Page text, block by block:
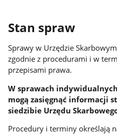
Stan spraw
Sprawy w Urzędzie
zgodnie z procedurami i w
przepisami prawa.
W sprawach
mogą zasięgnąć informacji
siedzibie Urzędu
Procedury i terminy określają